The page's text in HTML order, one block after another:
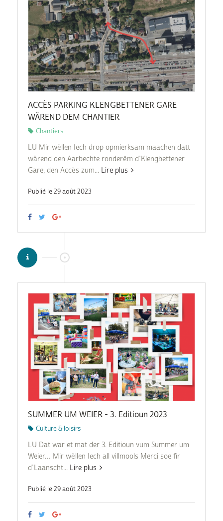
ACCÈS PARKING KLENGBETTENER GARE
WÄREND DEM CHANTIER
Chantiers
LU Mir wëllen Iech drop opmierksam maachen datt
wärend den Aarbechte ronderëm d’Klengbettener
Gare, den Accès zum... Lire plus
Publié le 29 août 2023
SUMMER UM WEIER - 3. Editioun 2023
Culture & loisirs
LU Dat war et mat der 3. Editioun vum Summer um
Weier… Mir wëllen Iech all villmools Merci soe fir
d’Laanscht... Lire plus
Publié le 29 août 2023